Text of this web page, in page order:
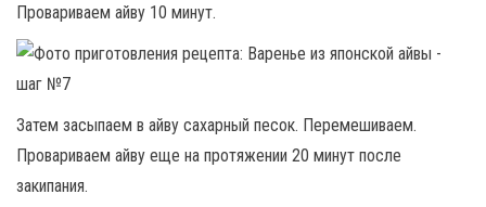
Провариваем айву 10 минут.
Затем засыпаем в айву сахарный песок. Перемешиваем.
Провариваем айву еще на протяжении 20 минут после
закипания.